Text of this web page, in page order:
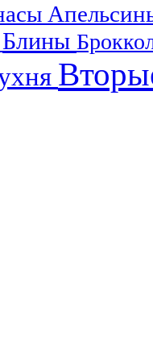
Блины